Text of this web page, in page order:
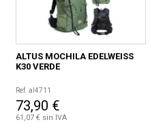
ALTUS MOCHILA EDELWEISS
K30 VERDE
Ref. al4711
73,90 €
61,07 € sin IVA